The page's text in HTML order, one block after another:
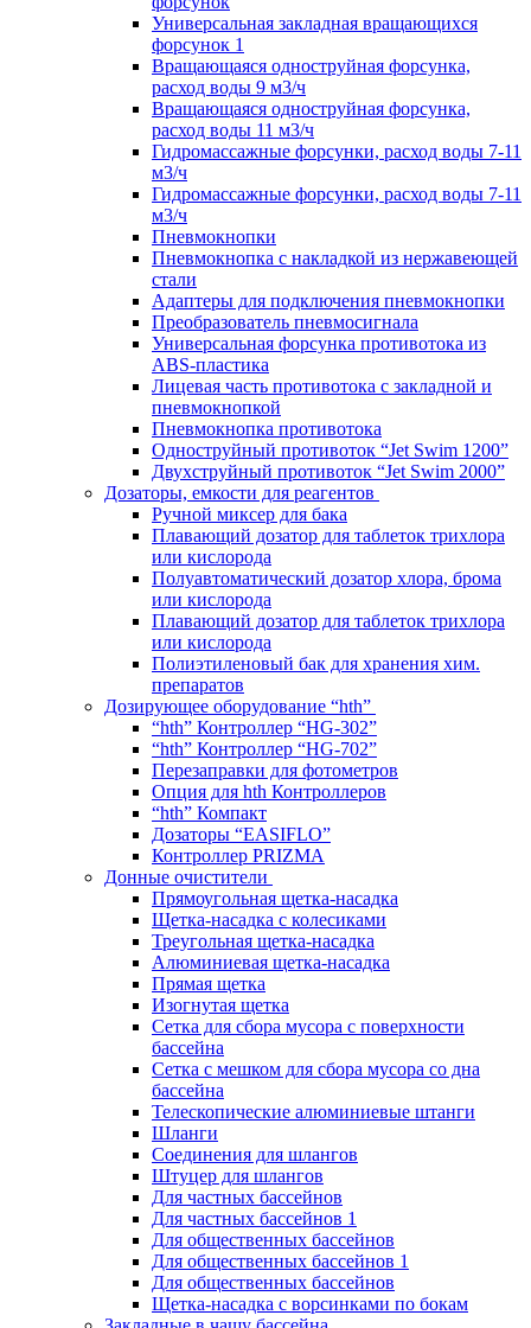
Универсальная закладная вращающихся
форсунок 1
Вращающаяся одноструйная форсунка,
расход воды 9 м3/ч
Вращающаяся одноструйная форсунка,
расход воды 11 м3/ч
Гидромассажные форсунки, расход воды 7-11
м3/ч
Гидромассажные форсунки, расход воды 7-11
м3/ч
Пневмокнопки
Пневмокнопка с накладкой из нержавеющей
стали
Адаптеры для подключения пневмокнопки
Преобразователь пневмосигнала
Универсальная форсунка противотока из
ABS-пластика
Лицевая часть противотока с закладной и
пневмокнопкой
Пневмокнопка противотока
Одноструйный противоток “Jet Swim 1200”
Двухструйный противоток “Jet Swim 2000”
Дозаторы, емкости для реагентов
Ручной миксер для бака
Плавающий дозатор для таблеток трихлора
или кислорода
Полуавтоматический дозатор хлора, брома
или кислорода
Плавающий дозатор для таблеток трихлора
или кислорода
Полиэтиленовый бак для хранения хим.
препаратов
Дозирующее оборудование “hth”
“hth” Контроллер “HG-302”
“hth” Контроллер “HG-702”
Перезаправки для фотометров
Опция для hth Контроллеров
“hth” Компакт
Дозаторы “EASIFLO”
Контроллер PRIZMA
Донные очистители
Прямоугольная щетка-насадка
Щетка-насадка с колесиками
Треугольная щетка-насадка
Алюминиевая щетка-насадка
Прямая щетка
Изогнутая щетка
Сетка для сбора мусора с поверхности
бассейна
Сетка с мешком для сбора мусора со дна
бассейна
Телескопические алюминиевые штанги
Шланги
Соединения для шлангов
Штуцер для шлангов
Для частных бассейнов
Для частных бассейнов 1
Для общественных бассейнов
Для общественных бассейнов 1
Для общественных бассейнов
Щетка-насадка с ворсинками по бокам